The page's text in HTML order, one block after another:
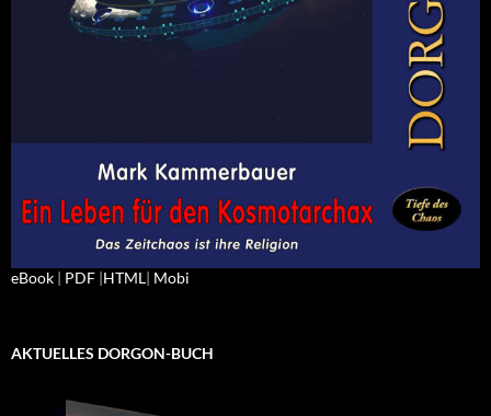
eBook | PDF |HTML| Mobi
AKTUELLES DORGON-BUCH